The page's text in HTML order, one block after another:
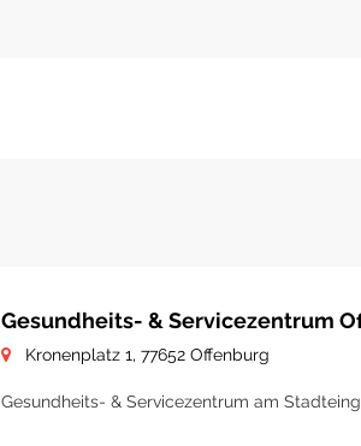
Gesundheits- & Servicezentrum
Kronenplatz 1, 77652 Offenburg
Gesundheits- & Servicezentrum am